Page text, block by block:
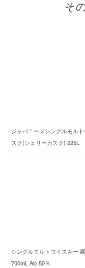
そ
ジャパニーズシングルモル
スク(シェリーカスク) 225L
シングルモルトウイスキー
700mL Alc.50％